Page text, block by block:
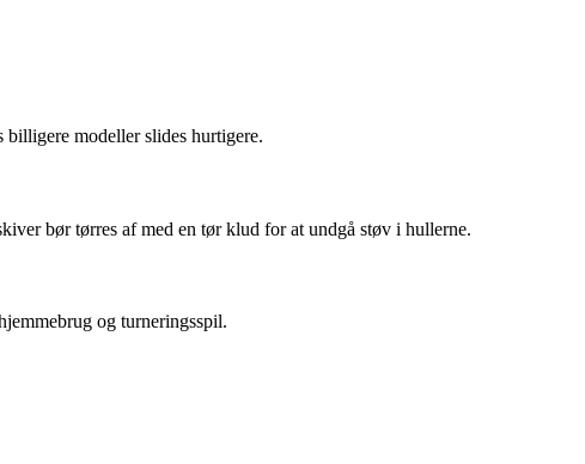
modeller slides hurtigere.
bør tørres af med en tør klud for at undgå støv i hullerne.
og turneringsspil.